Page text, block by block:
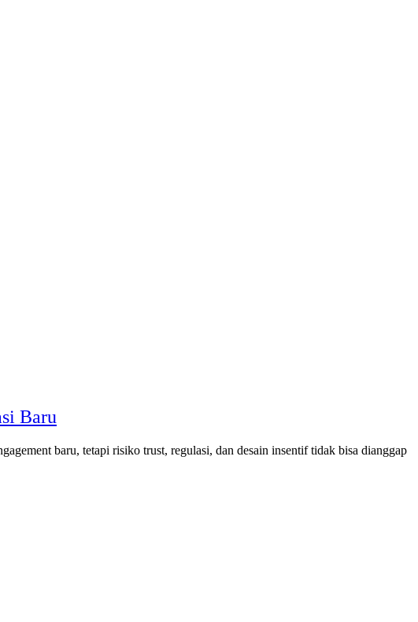
Baru
baru, tetapi risiko trust, regulasi, dan desain insentif tidak bisa dianggap